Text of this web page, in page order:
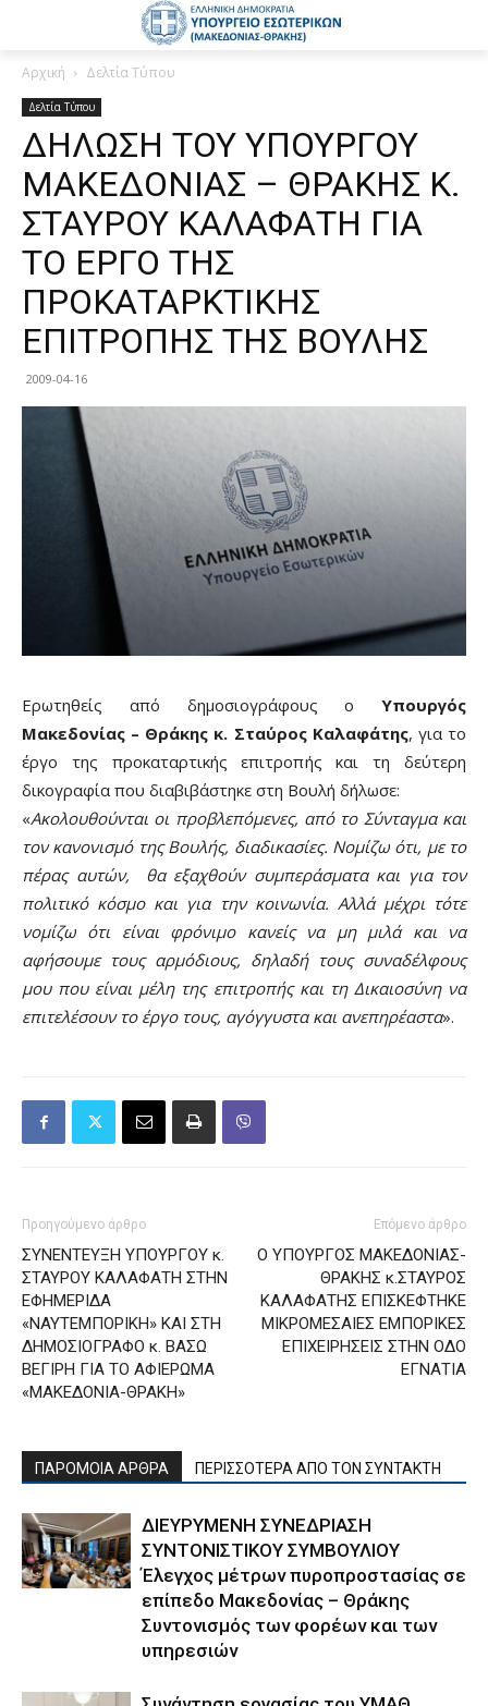
Αρχική Δελτία Τύπου
Δελτία Τύπου
ΔΗΛΩΣΗ ΤΟΥ ΥΠΟΥΡΓΟΥ
ΜΑΚΕΔΟΝΙΑΣ – ΘΡΑΚΗΣ Κ.
ΣΤΑΥΡΟΥ ΚΑΛΑΦΑΤΗ ΓΙΑ
ΤΟ ΕΡΓΟ ΤΗΣ
ΠΡΟΚΑΤΑΡΚΤΙΚΗΣ
ΕΠΙΤΡΟΠΗΣ ΤΗΣ ΒΟΥΛΗΣ
2009-04-16
Ερωτηθείς από δημοσιογράφους ο Υπουργός
Μακεδονίας – Θράκης κ. Σταύρος Καλαφάτης, για το
έργο της προκαταρτικής επιτροπής και τη δεύτερη
δικογραφία που διαβιβάστηκε στη Βουλή δήλωσε:
«Ακολουθούνται οι προβλεπόμενες, από το Σύνταγμα και
τον κανονισμό της Βουλής, διαδικασίες. Νομίζω ότι, με το
πέρας αυτών, θα εξαχθούν συμπεράσματα και για τον
πολιτικό κόσμο και για την κοινωνία. Αλλά μέχρι τότε
νομίζω ότι είναι φρόνιμο κανείς να μη μιλά και να
αφήσουμε τους αρμόδιους, δηλαδή τους συναδέλφους
μου που είναι μέλη της επιτροπής και τη Δικαιοσύνη να
επιτελέσουν το έργο τους, αγόγγυστα και ανεπηρέαστα».
Προηγούμενο άρθρο
ΣΥΝΕΝΤΕΥΞΗ ΥΠΟΥΡΓΟΥ κ.
ΣΤΑΥΡΟΥ ΚΑΛΑΦΑΤΗ ΣΤΗΝ
ΕΦΗΜΕΡΙΔΑ
«ΝΑΥΤΕΜΠΟΡΙΚΗ» ΚΑΙ ΣΤΗ
ΔΗΜΟΣΙΟΓΡΑΦΟ κ. ΒΑΣΩ
ΒΕΓΙΡΗ ΓΙΑ ΤΟ ΑΦΙΕΡΩΜΑ
«ΜΑΚΕΔΟΝΙΑ-ΘΡΑΚΗ»
Επόμενο άρθρο
O ΥΠΟΥΡΓΟΣ ΜΑΚΕΔΟΝΙΑΣ-
ΘΡΑΚΗΣ κ.ΣΤΑΥΡΟΣ
ΚΑΛΑΦΑΤΗΣ ΕΠΙΣΚΕΦΤΗΚΕ
ΜΙΚΡΟΜΕΣΑΙΕΣ ΕΜΠΟΡΙΚΕΣ
ΕΠΙΧΕΙΡΗΣΕΙΣ ΣΤΗΝ ΟΔΟ
ΕΓΝΑΤΙΑ
ΠΑΡΟΜΟΙΑ ΑΡΘΡΑ ΠΕΡΙΣΣΟΤΕΡΑ ΑΠΟ ΤΟΝ ΣΥΝΤΑΚΤΗ
ΔΙΕΥΡΥΜΕΝΗ ΣΥΝΕΔΡΙΑΣΗ
ΣΥΝΤΟΝΙΣΤΙΚΟΥ ΣΥΜΒΟΥΛΙΟΥ
Έλεγχος μέτρων πυροπροστασίας σε
επίπεδο Μακεδονίας – Θράκης
Συντονισμός των φορέων και των
υπηρεσιών